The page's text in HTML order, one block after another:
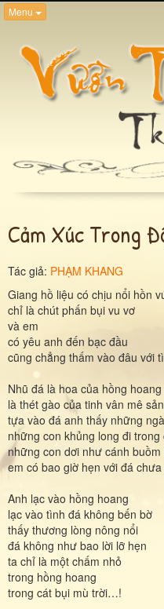
Menu
Cảm Xúc Trong
Tác giả: PHẠM KHANG
Giang hồ liệu có chịu nổi hồn
chỉ là chút phấn bụi vu vơ
và em
có yêu anh đến bạc đầu
cũng chẳng thấm vào đâu với
Nhũ đá là hoa của hồng
là thét gào của tinh vân mê
tựa vào đá anh thấy những
những con khủng long đi trong
những con dơi như cánh
em có bao giờ hẹn với đá
Anh lạc vào hồng hoang
lạc vào tình đá không bến bờ
thấy thương lòng nông nổi
đá không như bao lời lỡ hẹn
ta chỉ là một chấm nhỏ
trong hồng hoang
trong cát bụi mù trời…!